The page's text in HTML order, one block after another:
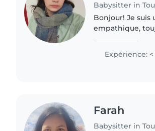
Babysitter in
Bonjour! Je
empathique,
qui m'a appris
Expérience: <
Farah
Babysitter in